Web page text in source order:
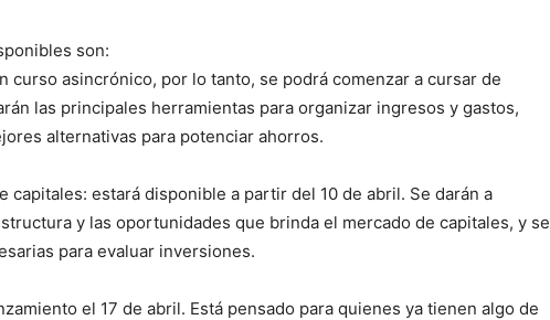
son:
curso asincrónico, por lo tanto, se podrá comenzar a cursar de
las principales herramientas para organizar ingresos y gastos,
alternativas para potenciar ahorros.
capitales: estará disponible a partir del 10 de abril. Se darán a
y las oportunidades que brinda el mercado de capitales, y se
para evaluar inversiones.
el 17 de abril. Está pensado para quienes ya tienen algo de